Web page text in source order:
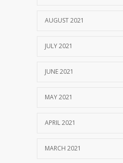
AUGUST 2021
JULY 2021
JUNE 2021
MAY 2021
APRIL 2021
MARCH 2021